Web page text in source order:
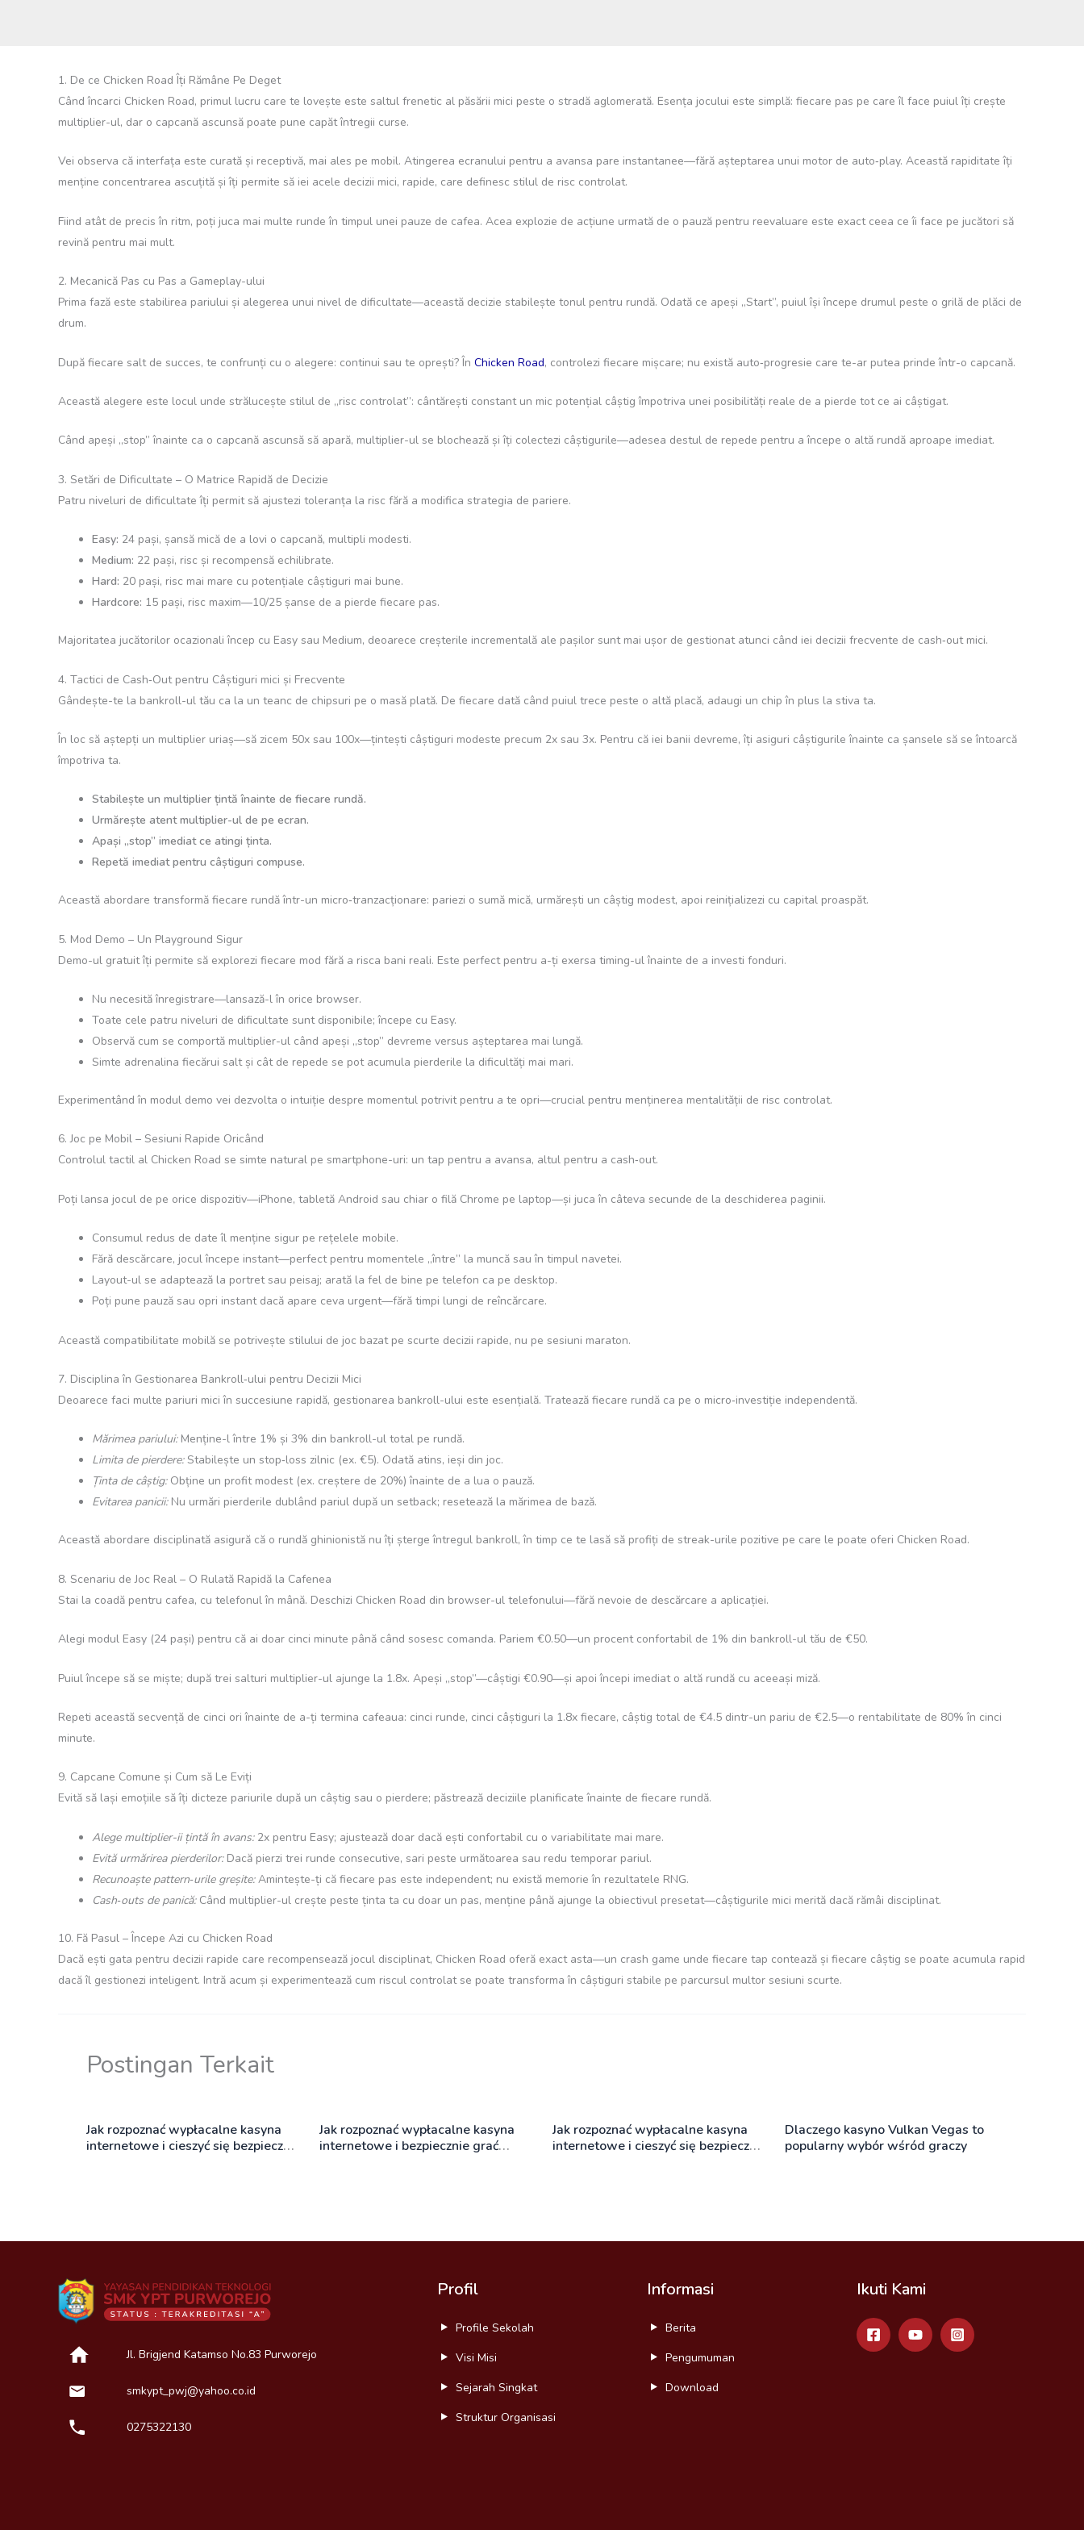
1. De ce Chicken Road Îți Rămâne Pe Deget
Când încarci Chicken Road, primul lucru care te lovește este saltul frenetic al păsării mici peste o stradă aglomerată. Esența jocului este simplă: fiecare pas pe care îl face puiul îți crește
multiplier-ul, dar o capcană ascunsă poate pune capăt întregii curse.
Vei observa că interfața este curată și receptivă, mai ales pe mobil. Atingerea ecranului pentru a avansa pare instantanee—fără așteptarea unui motor de auto‑play. Această rapiditate îți
menține concentrarea ascuțită și îți permite să iei acele decizii mici, rapide, care definesc stilul de risc controlat.
Fiind atât de precis în ritm, poți juca mai multe runde în timpul unei pauze de cafea. Acea explozie de acțiune urmată de o pauză pentru reevaluare este exact ceea ce îi face pe jucători să
revină pentru mai mult.
2. Mecanică Pas cu Pas a Gameplay-ului
Prima fază este stabilirea pariului și alegerea unui nivel de dificultate—această decizie stabilește tonul pentru rundă. Odată ce apeși „Start”, puiul își începe drumul peste o grilă de plăci de
drum.
După fiecare salt de succes, te confrunți cu o alegere: continui sau te oprești? În Chicken Road, controlezi fiecare mișcare; nu există auto‑progresie care te-ar putea prinde într-o capcană.
Această alegere este locul unde strălucește stilul de „risc controlat”: cântărești constant un mic potențial câștig împotriva unei posibilități reale de a pierde tot ce ai câștigat.
Când apeși „stop” înainte ca o capcană ascunsă să apară, multiplier-ul se blochează și îți colectezi câștigurile—adesea destul de repede pentru a începe o altă rundă aproape imediat.
3. Setări de Dificultate – O Matrice Rapidă de Decizie
Patru niveluri de dificultate îți permit să ajustezi toleranța la risc fără a modifica strategia de pariere.
Easy: 24 pași, șansă mică de a lovi o capcană, multipli modesti.
Medium: 22 pași, risc și recompensă echilibrate.
Hard: 20 pași, risc mai mare cu potențiale câștiguri mai bune.
Hardcore: 15 pași, risc maxim—10/25 șanse de a pierde fiecare pas.
Majoritatea jucătorilor ocazionali încep cu Easy sau Medium, deoarece creșterile incrementală ale pașilor sunt mai ușor de gestionat atunci când iei decizii frecvente de cash‑out mici.
4. Tactici de Cash‑Out pentru Câștiguri mici și Frecvente
Gândește-te la bankroll-ul tău ca la un teanc de chipsuri pe o masă plată. De fiecare dată când puiul trece peste o altă placă, adaugi un chip în plus la stiva ta.
În loc să aștepți un multiplier uriaș—să zicem 50x sau 100x—țintești câștiguri modeste precum 2x sau 3x. Pentru că iei banii devreme, îți asiguri câștigurile înainte ca șansele să se întoarcă
împotriva ta.
Stabilește un multiplier țintă înainte de fiecare rundă.
Urmărește atent multiplier-ul de pe ecran.
Apași „stop” imediat ce atingi ținta.
Repetă imediat pentru câștiguri compuse.
Această abordare transformă fiecare rundă într-un micro‑tranzacționare: pariezi o sumă mică, urmărești un câștig modest, apoi reinițializezi cu capital proaspăt.
5. Mod Demo – Un Playground Sigur
Demo-ul gratuit îți permite să explorezi fiecare mod fără a risca bani reali. Este perfect pentru a-ți exersa timing-ul înainte de a investi fonduri.
Nu necesită înregistrare—lansază-l în orice browser.
Toate cele patru niveluri de dificultate sunt disponibile; începe cu Easy.
Observă cum se comportă multiplier-ul când apeși „stop” devreme versus așteptarea mai lungă.
Simte adrenalina fiecărui salt și cât de repede se pot acumula pierderile la dificultăți mai mari.
Experimentând în modul demo vei dezvolta o intuiție despre momentul potrivit pentru a te opri—crucial pentru menținerea mentalității de risc controlat.
6. Joc pe Mobil – Sesiuni Rapide Oricând
Controlul tactil al Chicken Road se simte natural pe smartphone-uri: un tap pentru a avansa, altul pentru a cash‑out.
Poți lansa jocul de pe orice dispozitiv—iPhone, tabletă Android sau chiar o filă Chrome pe laptop—și juca în câteva secunde de la deschiderea paginii.
Consumul redus de date îl menține sigur pe rețelele mobile.
Fără descărcare, jocul începe instant—perfect pentru momentele „între” la muncă sau în timpul navetei.
Layout-ul se adaptează la portret sau peisaj; arată la fel de bine pe telefon ca pe desktop.
Poți pune pauză sau opri instant dacă apare ceva urgent—fără timpi lungi de reîncărcare.
Această compatibilitate mobilă se potrivește stilului de joc bazat pe scurte decizii rapide, nu pe sesiuni maraton.
7. Disciplina în Gestionarea Bankroll‑ului pentru Decizii Mici
Deoarece faci multe pariuri mici în succesiune rapidă, gestionarea bankroll-ului este esențială. Tratează fiecare rundă ca pe o micro‑investiție independentă.
Mărimea pariului:Menține-l între 1% și 3% din bankroll-ul total pe rundă.
Limita de pierdere:Stabilește un stop‑loss zilnic (ex. €5). Odată atins, ieși din joc.
Ținta de câștig:Obține un profit modest (ex. creștere de 20%) înainte de a lua o pauză.
Evitarea panicii:Nu urmări pierderile dublând pariul după un setback; resetează la mărimea de bază.
Această abordare disciplinată asigură că o rundă ghinionistă nu îți șterge întregul bankroll, în timp ce te lasă să profiți de streak-urile pozitive pe care le poate oferi Chicken Road.
8. Scenariu de Joc Real – O Rulată Rapidă la Cafenea
Stai la coadă pentru cafea, cu telefonul în mână. Deschizi Chicken Road din browser-ul telefonului—fără nevoie de descărcare a aplicației.
Alegi modul Easy (24 pași) pentru că ai doar cinci minute până când sosesc comanda. Pariem €0.50—un procent confortabil de 1% din bankroll-ul tău de €50.
Puiul începe să se miște; după trei salturi multiplier-ul ajunge la 1.8x. Apeși „stop”—câștigi €0.90—și apoi începi imediat o altă rundă cu aceeași miză.
Repeti această secvență de cinci ori înainte de a-ți termina cafeaua: cinci runde, cinci câștiguri la 1.8x fiecare, câștig total de €4.5 dintr-un pariu de €2.5—o rentabilitate de 80% în cinci
minute.
9. Capcane Comune și Cum să Le Eviți
Evită să lași emoțiile să îți dicteze pariurile după un câștig sau o pierdere; păstrează deciziile planificate înainte de fiecare rundă.
Alege multiplier-ii țintă în avans:2x pentru Easy; ajustează doar dacă ești confortabil cu o variabilitate mai mare.
Evită urmărirea pierderilor:Dacă pierzi trei runde consecutive, sari peste următoarea sau redu temporar pariul.
Recunoaște pattern‑urile greșite:Amintește-ți că fiecare pas este independent; nu există memorie în rezultatele RNG.
Cash‑outs de panică:Când multiplier-ul crește peste ținta ta cu doar un pas, menține până ajunge la obiectivul presetat—câștigurile mici merită dacă rămâi disciplinat.
10. Fă Pasul – Începe Azi cu Chicken Road
Dacă ești gata pentru decizii rapide care recompensează jocul disciplinat, Chicken Road oferă exact asta—un crash game unde fiecare tap contează și fiecare câștig se poate acumula rapid
dacă îl gestionezi inteligent. Intră acum și experimentează cum riscul controlat se poate transforma în câștiguri stabile pe parcursul multor sesiuni scurte.
Postingan Terkait
Jak rozpoznać wypłacalne kasyna
internetowe i cieszyć się bezpieczną
Jak rozpoznać wypłacalne kasyna
internetowe i bezpiecznie grać
Jak rozpoznać wypłacalne kasyna
internetowe i cieszyć się bezpieczną
Dlaczego kasyno Vulkan Vegas to
popularny wybór wśród graczy
Jl. Brigjend Katamso No.83 Purworejo
smkypt_pwj@yahoo.co.id
0275322130
Profil
Profile Sekolah
Visi Misi
Sejarah Singkat
Struktur Organisasi
Informasi
Berita
Pengumuman
Download
Ikuti Kami